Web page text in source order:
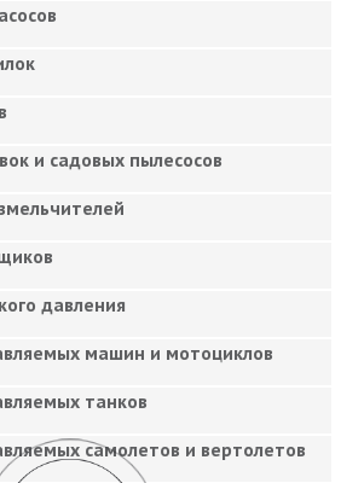
и садовых пылесосов
давления
машин и мотоциклов
танков
самолетов и вертолетов